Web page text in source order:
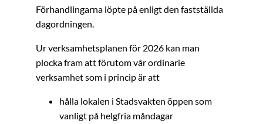
Förhandlingarna löpte på enligt den fastställda
dagordningen.
Ur verksamhetsplanen för 2026 kan man
plocka fram att förutom vår ordinarie
verksamhet som i princip är att
hålla lokalen i Stadsvakten öppen som
vanligt på helgfria måndagar